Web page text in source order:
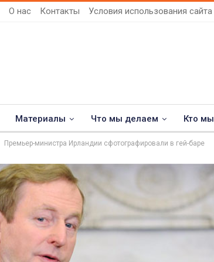
О нас Контакты Условия использования сайта
Материалы Что мы делаем Кто мы
Премьер-министра Ирландии сфотографировали в гей-баре